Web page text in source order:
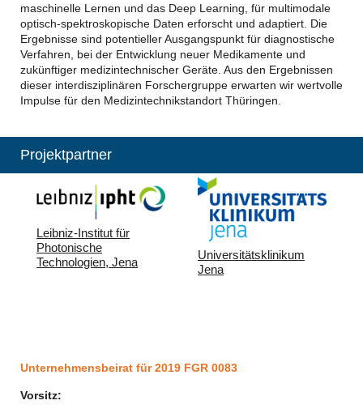
maschinelle Lernen und das Deep Learning, für multimodale
optisch-spektroskopische Daten erforscht und adaptiert. Die
Ergebnisse sind potentieller Ausgangspunkt für diagnostische
Verfahren, bei der Entwicklung neuer Medikamente und
zukünftiger medizintechnischer Geräte. Aus den Ergebnissen
dieser interdisziplinären Forschergruppe erwarten wir wertvolle
Impulse für den Medizintechnikstandort Thüringen.
Projektpartner
Leibniz-Institut für
Photonische
Technologien, Jena
Universitätsklinikum
Jena
Unternehmensbeirat für 2019 FGR 0083
Vorsitz: